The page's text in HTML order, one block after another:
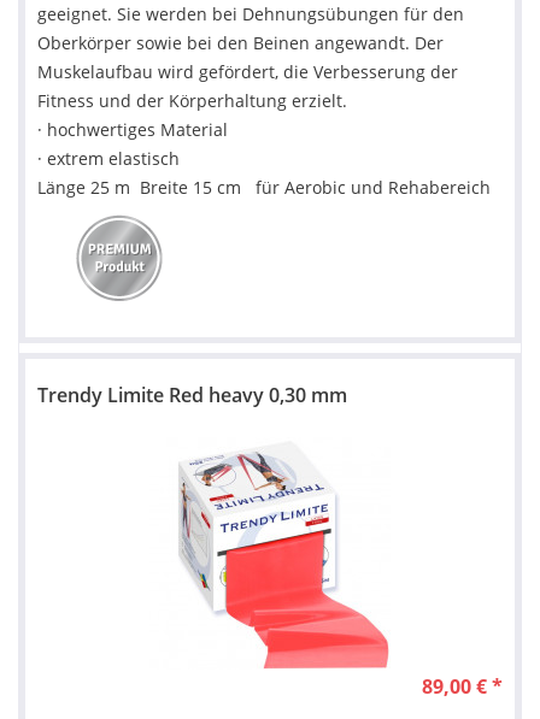
geeignet. Sie werden bei Dehnungsübungen für den
Oberkörper sowie bei den Beinen angewandt. Der
Muskelaufbau wird gefördert, die Verbesserung der
Fitness und der Körperhaltung erzielt.
· hochwertiges Material
· extrem elastisch
Länge 25 m Breite 15 cm für Aerobic und Rehabereich
Trendy Limite Red heavy 0,30 mm
89,00 € *